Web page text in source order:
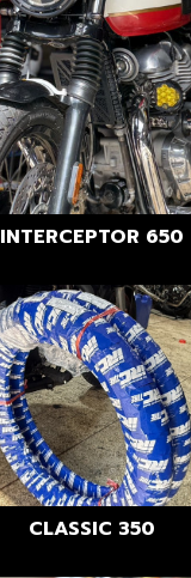
INTERCEPTOR 650
CLASSIC 350